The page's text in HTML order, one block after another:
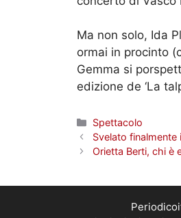
Ma non solo, Ida
ormai in procinto
Gemma si
edizione de ‘La
Categorie
Spettacolo
Svelato
Orietta Berti, chi è